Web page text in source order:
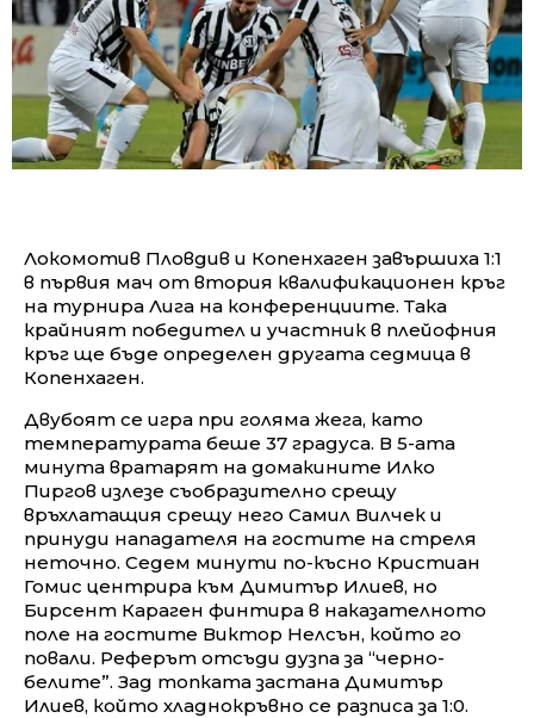
Локомотив Пловдив и Копенхаген завършиха 1:1
в първия мач от втория квалификационен кръг
на турнира Лига на конференциите. Така
крайният победител и участник в плейофния
кръг ще бъде определен другата седмица в
Копенхаген.
Двубоят се игра при голяма жега, като
температурата беше 37 градуса. В 5-ата
минута вратарят на домакините Илко
Пиргов излезе съобразително срещу
връхлатащия срещу него Самил Вилчек и
принуди нападателя на гостите на стреля
неточно. Седем минути по-късно Кристиан
Гомис центрира към Димитър Илиев, но
Бирсент Караген финтира в наказателното
поле на гостите Виктор Нелсън, който го
повали. Реферът отсъди дузпа за “черно-
белите”. Зад топката застана Димитър
Илиев, който хладнокръвно се разписа за 1:0.